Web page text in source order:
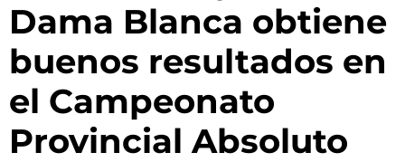
Dama Blanca obtiene
buenos resultados en
el Campeonato
Provincial Absoluto